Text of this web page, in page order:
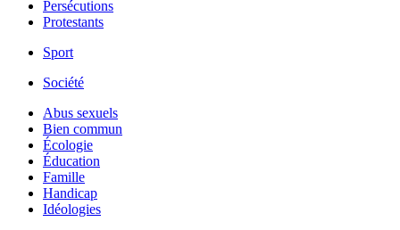
Persécutions
Protestants
Sport
Société
Abus sexuels
Bien commun
Écologie
Éducation
Famille
Handicap
Idéologies